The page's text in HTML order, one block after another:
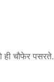
चौफेर पसरते.